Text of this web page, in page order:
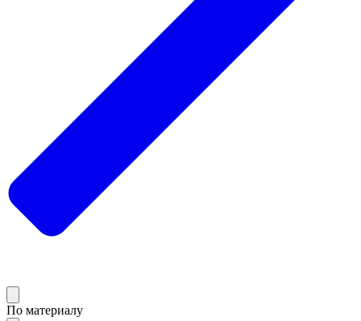
По материалу